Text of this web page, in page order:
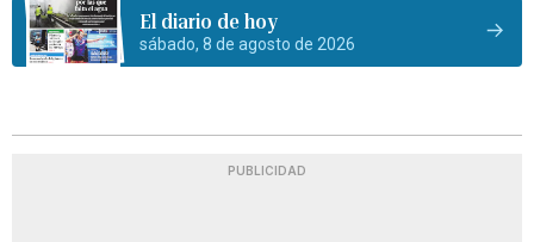
El diario de hoy
sábado, 8 de agosto de 2026
PUBLICIDAD